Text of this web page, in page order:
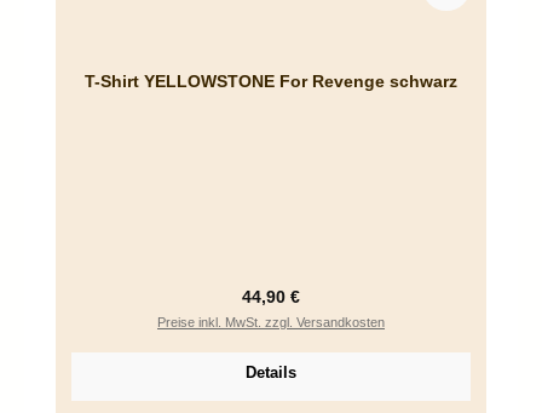
T-Shirt YELLOWSTONE For Revenge schwarz
Regulärer Preis:
44,90 €
Preise inkl. MwSt. zzgl. Versandkosten
Details